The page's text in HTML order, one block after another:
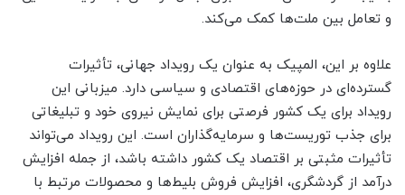
و تعامل بین ملت‌ها کمک می‌کند.
علاوه بر این، المپیک به عنوان یک رویداد جهانی، تأثیرات
گسترده‌ای در حوزه‌های اقتصادی و سیاسی دارد. میزبانی این
رویداد برای یک کشور فرصتی برای نمایش نیروی خود و تبلیغاتی
برای جذب توریست‌ها و سرمایه‌گذاران است. این رویداد می‌تواند
تأثیرات مثبتی بر اقتصاد یک کشور داشته باشد، از جمله افزایش
درآمد از گردشگری، افزایش فروش بلیط‌ها و محصولات مرتبط با